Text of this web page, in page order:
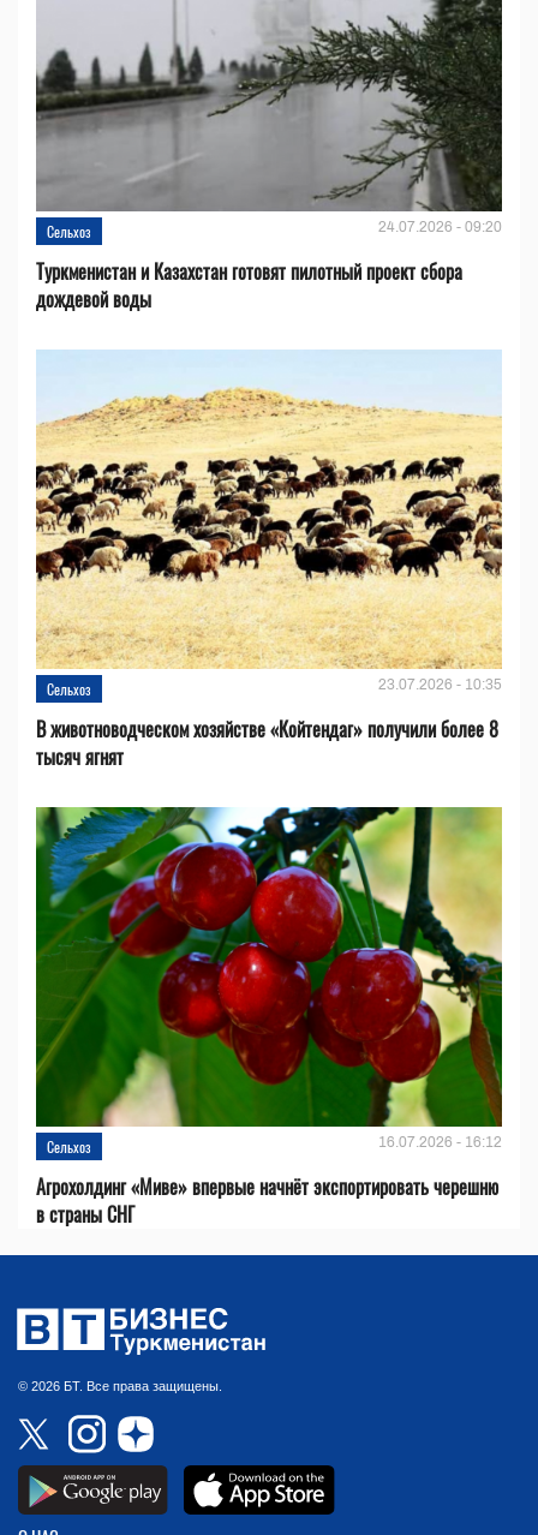
Сельхоз 24.07.2026 - 09:20
Туркменистан и Казахстан готовят пилотный проект сбора
дождевой воды
Сельхоз 23.07.2026 - 10:35
В животноводческом хозяйстве «Койтендаг» получили более 8
тысяч ягнят
Сельхоз 16.07.2026 - 16:12
Агрохолдинг «Миве» впервые начнёт экспортировать черешню
в страны СНГ
© 2026 БТ. Все права защищены.